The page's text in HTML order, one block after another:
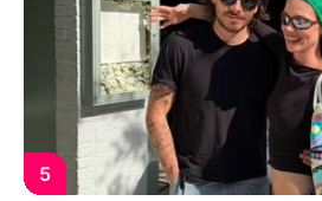
5